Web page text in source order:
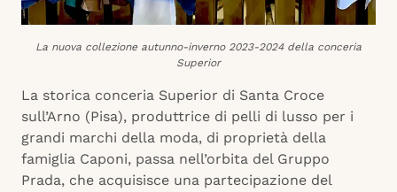
La nuova collezione autunno-inverno 2023-2024 della conceria
Superior
La storica conceria Superior di Santa Croce
sull’Arno (Pisa), produttrice di pelli di lusso per i
grandi marchi della moda, di proprietà della
famiglia Caponi, passa nell’orbita del Gruppo
Prada, che acquisisce una partecipazione del